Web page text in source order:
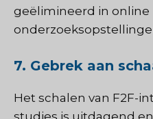
geëlimineerd in online
7. Gebrek aan
Het schalen van F2F-